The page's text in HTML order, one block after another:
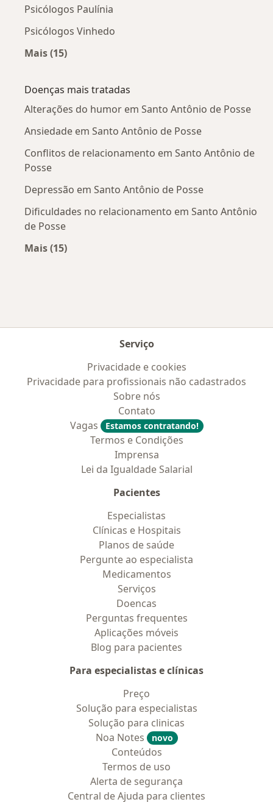
Psicólogos Paulínia
Psicólogos Vinhedo
Mais (15)
Doenças mais tratadas
Alterações do humor em Santo Antônio de Posse
Ansiedade em Santo Antônio de Posse
Conflitos de relacionamento em Santo Antônio de
Posse
Depressão em Santo Antônio de Posse
Dificuldades no relacionamento em Santo Antônio
de Posse
Mais (15)
Serviço
Privacidade e cookies
Privacidade para profissionais não cadastrados
Sobre nós
Contato
Vagas
Estamos contratando!
Termos e Condições
Imprensa
Lei da Igualdade Salarial
Pacientes
Especialistas
Clínicas e Hospitais
Planos de saúde
Pergunte ao especialista
Medicamentos
Serviços
Doencas
Perguntas frequentes
Aplicações móveis
Blog para pacientes
Para especialistas e clínicas
Preço
Solução para especialistas
Solução para clinicas
Noa Notes
novo
Conteúdos
Termos de uso
Alerta de segurança
Central de Ajuda para clientes